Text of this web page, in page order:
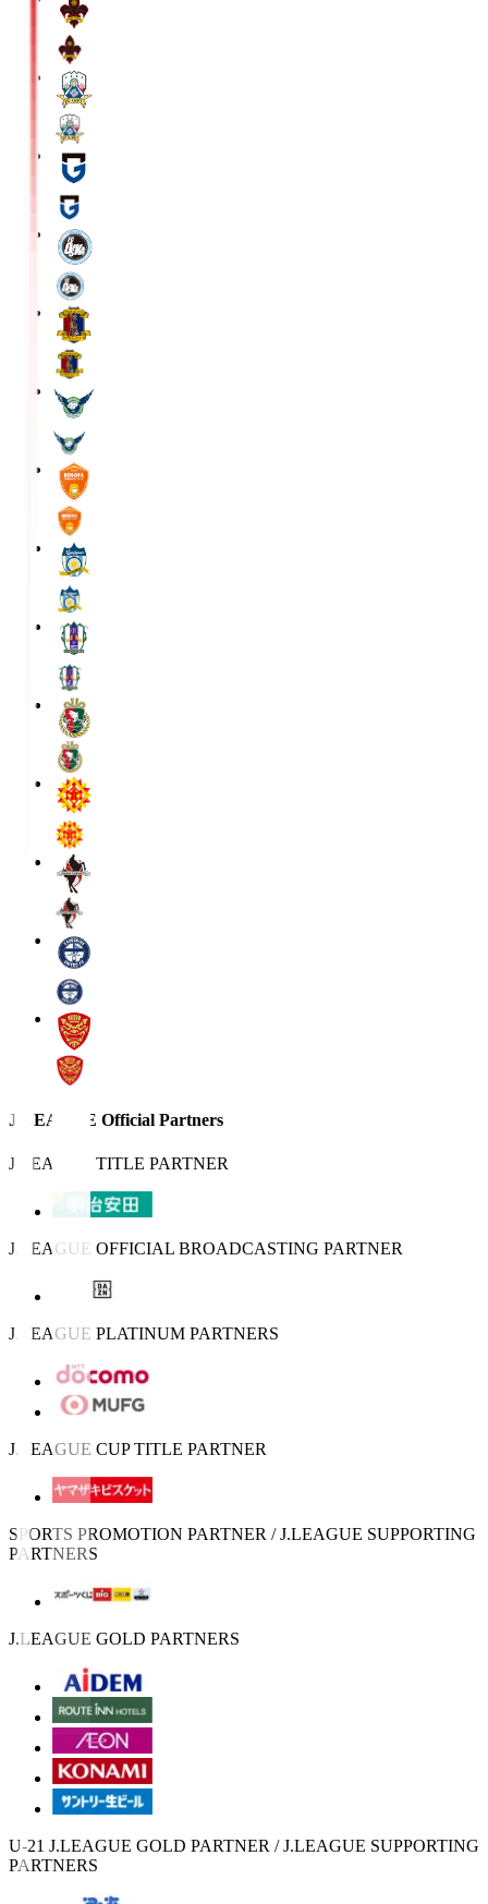
J.LEAGUE Official Partners
J.LEAGUE TITLE PARTNER
J.LEAGUE OFFICIAL BROADCASTING PARTNER
J.LEAGUE PLATINUM PARTNERS
J.LEAGUE CUP TITLE PARTNER
SPORTS PROMOTION PARTNER / J.LEAGUE SUPPORTING
PARTNERS
J.LEAGUE GOLD PARTNERS
U-21 J.LEAGUE GOLD PARTNER / J.LEAGUE SUPPORTING
PARTNERS